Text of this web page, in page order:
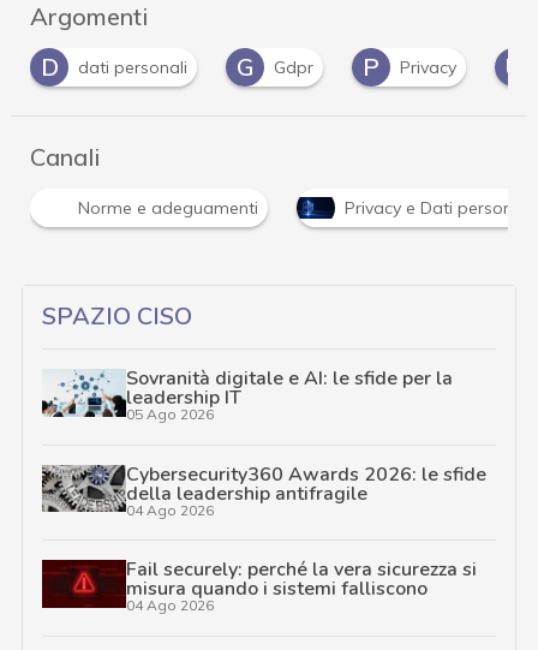
Argomenti
D
dati personali G Gdpr P Privacy U
Canali
Norme e adeguamenti Privacy e Dati personali
SPAZIO CISO
Sovranità digitale e AI: le sfide per la
leadership IT
05 Ago 2026
Cybersecurity360 Awards 2026: le sfide
della leadership antifragile
04 Ago 2026
Fail securely: perché la vera sicurezza si
misura quando i sistemi falliscono
04 Ago 2026